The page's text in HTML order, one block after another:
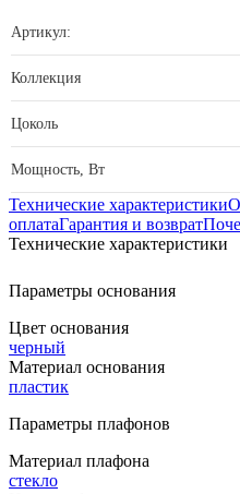
Артикул:
Коллекция
Цоколь
Мощность, Вт
Технические характеристики
оплатаГарантия и возврат
Технические характеристики
Параметры основания
Цвет основания
черный
Материал основания
пластик
Параметры плафонов
Материал плафона
стекло